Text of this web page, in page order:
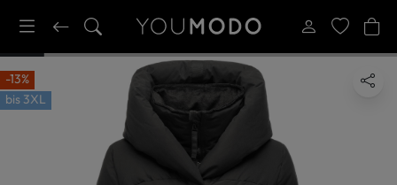
-13%
bis 3XL